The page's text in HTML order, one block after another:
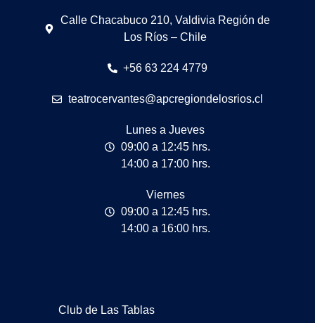
Calle Chacabuco 210, Valdivia Región de
Los Ríos – Chile
+56 63 224 4779
teatrocervantes@apcregiondelosrios.cl
Lunes a Jueves
09:00 a 12:45 hrs.
14:00 a 17:00 hrs.
Viernes
09:00 a 12:45 hrs.
14:00 a 16:00 hrs.
Club de Las Tablas